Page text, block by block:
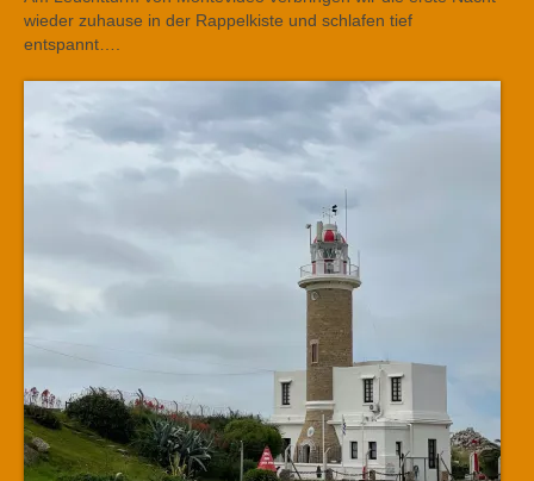
wieder zuhause in der Rappelkiste und schlafen tief
entspannt….